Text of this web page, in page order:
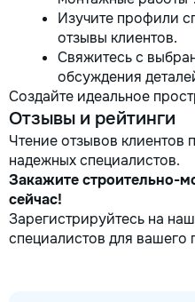
Изучите профили
отзывы клиентов.
Свяжитесь с
обсуждения
Создайте идеальное
Отзывы и рейтинги
Чтение отзывов
надежных специалистов.
Закажите строительно-
сейчас!
Зарегистрируйтесь на
специалистов для вашего